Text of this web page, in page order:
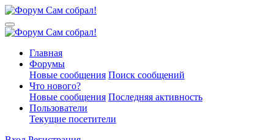
Главная
Форумы
Новые сообщения Поиск сообщений
Что нового?
Новые сообщения Последняя активность
Пользователи
Текущие посетители